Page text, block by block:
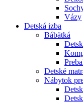
Vázy
Detská izba
Bábätká
Detské
Nábytok